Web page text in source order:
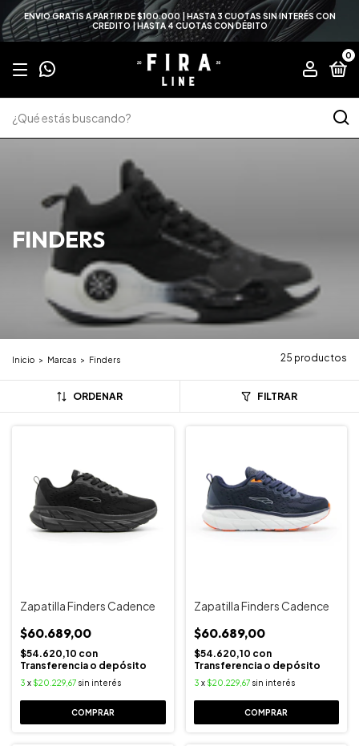
ENVIO GRATIS A PARTIR DE $100.000 | HASTA 3 CUOTAS SIN INTERÉS CON
CREDITO | HASTA 4 CUOTAS CON DÉBITO
0
FINDERS
Inicio > Marcas > Finders 25 productos
ORDENAR FILTRAR
Zapatilla Finders Cadence
$60.689,00
$54.620,10 con
Transferencia o depósito
3 x $20.229,67 sin interés
COMPRAR
Zapatilla Finders Cadence
$60.689,00
$54.620,10 con
Transferencia o depósito
3 x $20.229,67 sin interés
COMPRAR